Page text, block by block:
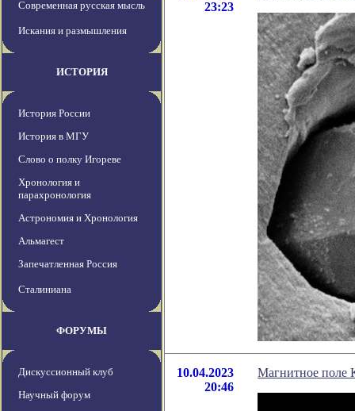
Современная русская мысль
Искания и размышления
ИСТОРИЯ
История России
История в МГУ
Слово о полку Игореве
Хронология и
парахронология
Астрономия и Хронология
Альмагест
Запечатленная Россия
Сталиниана
ФОРУМЫ
Дискуссионный клуб
Научный форум
23:23
10.04.2023
20:46
Магнитное поле